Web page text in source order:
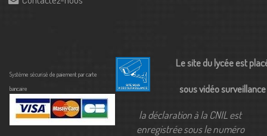
Système sécurisé de paiement par carte
bancaire
Le site du lycée est
sous vidéo surveillance
la déclaration à la CNIL est
enregistrée sous le numéro